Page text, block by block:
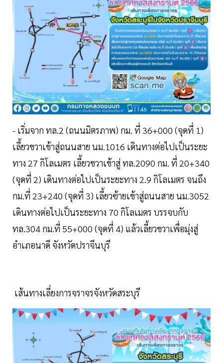
- เริ่มจาก ทล.2 (ถนนมิตรภาพ) กม. ที่ 36+000 (จุดที่ 1)
เลี้ยวขวาเข้าสู่ถนนสาย นม.1016 เดินทางต่อไปเป็นระยะ
ทาง 27 กิโลเมตร เลี้ยวขวาเข้าสู่ ทล.2090 กม. ที่ 20+340
(จุดที่ 2) เดินทางต่อไปเป็นระยะทาง 2.9 กิโลเมตร จนถึง
กม.ที่ 23+240 (จุดที่ 3) เลี้ยวซ้ายเข้าสู่ถนนสาย นม.3052
เดินทางต่อไปเป็นระยะทาง 70 กิโลเมตร บรรจบกับ
ทล.304 กม.ที่ 55+000 (จุดที่ 4) แล้วเลี้ยวขวาเพื่อมุ่งสู่
อำเภอนาดี จังหวัดปราจีนบุรี
เส้นทางเลี่ยงการจราจรจังหวัดสระบุรี